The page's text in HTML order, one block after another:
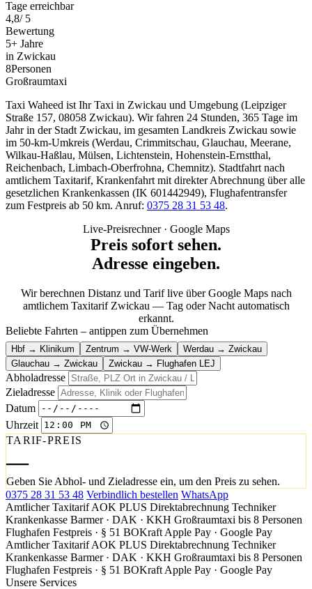
Tage erreichbar
4,8/ 5
Bewertung
5+ Jahre
in Zwickau
8Personen
Großraumtaxi
Taxi Waheed ist Ihr Taxi in Zwickau und Umgebung (Leipziger
Straße 157, 08058 Zwickau). Wir fahren 24 Stunden, 365 Tage im
Jahr in der Stadt Zwickau, im gesamten Landkreis Zwickau sowie
im 50-km-Umkreis (Werdau, Crimmitschau, Glauchau, Meerane,
Wilkau-Haßlau, Mülsen, Lichtenstein, Hohenstein-Ernstthal,
Reichenbach, Limbach-Oberfrohna, Chemnitz). Stadtfahrt nach
amtlichem Taxitarif, Krankenfahrt mit direkter Abrechnung über alle
gesetzlichen Krankenkassen (IK 601442949), Flughafentransfer
zum Festpreis ab 50 km. Anruf: 0375 28 31 53 48.
Live-Preisrechner · Google Maps
Preis sofort sehen.
Adresse eingeben.
Wir berechnen Distanz und Tarif live über Google Maps nach
amtlichem Taxitarif Zwickau — Tag oder Nacht automatisch
erkannt.
Beliebte Fahrten – antippen zum Übernehmen
Hbf → Klinikum Zentrum → VW-Werk
Werdau → Zwickau
Glauchau → Zwickau
Zwickau → Flughafen LEJ
Abholadresse
Zieladresse
Datum
Uhrzeit
TARIF-PREIS
—
Geben Sie Abhol- und Zieladresse ein, um den Preis zu sehen.
0375 28 31 53 48 Verbindlich bestellen WhatsApp
Amtlicher Taxitarif AOK PLUS Direktabrechnung Techniker
Krankenkasse Barmer · DAK · KKH Großraumtaxi bis 8 Personen
Flughafen Festpreis · § 51 BOKraft Apple Pay · Google Pay
Amtlicher Taxitarif AOK PLUS Direktabrechnung Techniker
Krankenkasse Barmer · DAK · KKH Großraumtaxi bis 8 Personen
Flughafen Festpreis · § 51 BOKraft Apple Pay · Google Pay
Unsere Services